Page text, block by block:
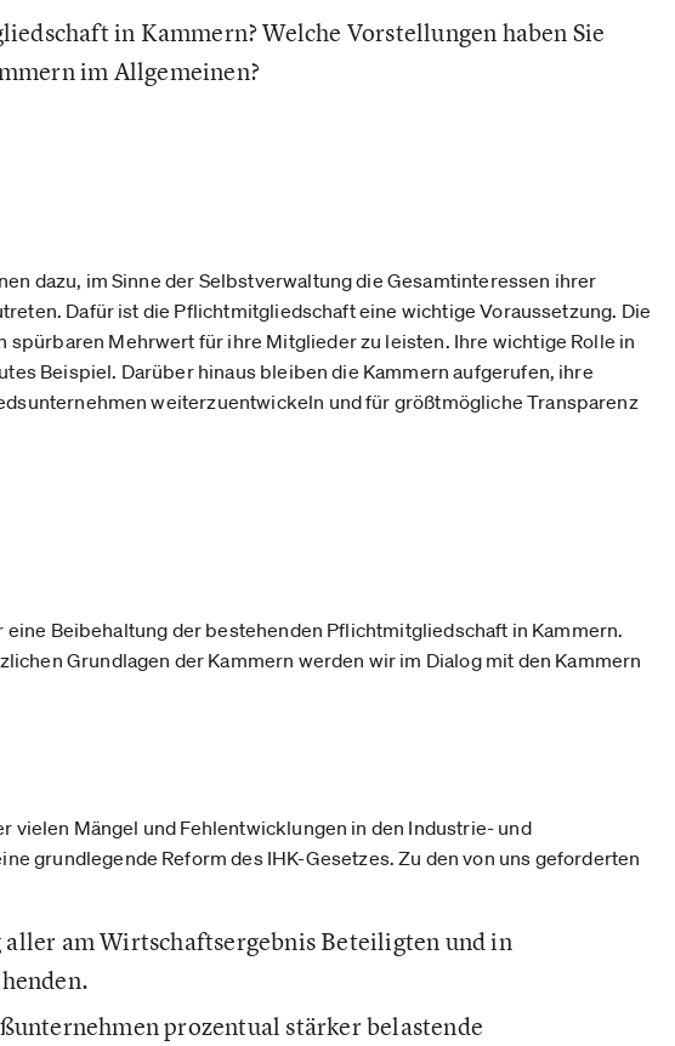
in Kammern? Welche Vorstellungen haben Sie
im Allgemeinen?
dazu, im Sinne der Selbstverwaltung die Gesamtinteressen ihrer
Dafür ist die Pflichtmitgliedschaft eine wichtige Voraussetzung. Die
spürbaren Mehrwert für ihre Mitglieder zu leisten. Ihre wichtige Rolle in
Beispiel. Darüber hinaus bleiben die Kammern aufgerufen, ihre
weiterzuentwickeln und für größtmögliche Transparenz
eine Beibehaltung der bestehenden Pflichtmitgliedschaft in Kammern.
Grundlagen der Kammern werden wir im Dialog mit den Kammern
vielen Mängel und Fehlentwicklungen in den Industrie- und
grundlegende Reform des IHK-Gesetzes. Zu den von uns geforderten
am Wirtschaftsergebnis Beteiligten und in
prozentual stärker belastende